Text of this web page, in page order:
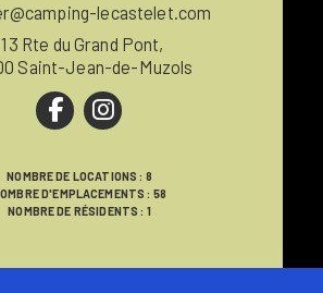
lecastelet.com
Rte du Grand Pont,
Saint-Jean-de-Muzols
NOMBRE DE LOCATIONS : 8
D'EMPLACEMENTS : 58
NOMBRE DE RÉSIDENTS : 1